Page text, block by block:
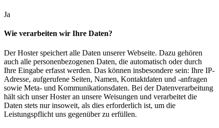
Ja
Wie verarbeiten wir Ihre Daten?
Der Hoster speichert alle Daten unserer Webseite. Dazu gehören
auch alle personenbezogenen Daten, die automatisch oder durch
Ihre Eingabe erfasst werden. Das können insbesondere sein: Ihre IP-
Adresse, aufgerufene Seiten, Namen, Kontaktdaten und -anfragen
sowie Meta- und Kommunikationsdaten. Bei der Datenverarbeitung
hält sich unser Hoster an unsere Weisungen und verarbeitet die
Daten stets nur insoweit, als dies erforderlich ist, um die
Leistungspflicht uns gegenüber zu erfüllen.